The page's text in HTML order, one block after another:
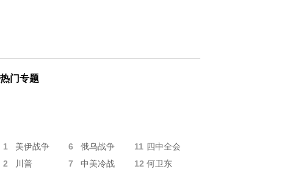
热门专题
1 美伊战争 6 俄乌战争 11 四中全会
2 川普 7 中美冷战 12 何卫东